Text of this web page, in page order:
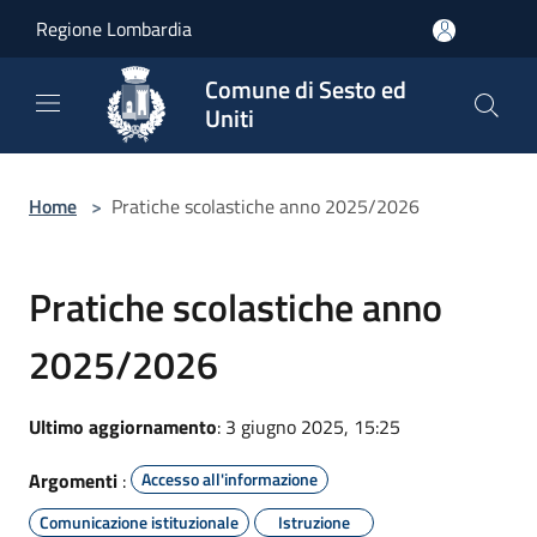
Regione Lombardia
Comune di Sesto ed
Uniti
Home > Pratiche scolastiche anno 2025/2026
Pratiche scolastiche anno
2025/2026
Ultimo aggiornamento: 3 giugno 2025, 15:25
Argomenti :
Accesso all'informazione
Comunicazione istituzionale
Istruzione